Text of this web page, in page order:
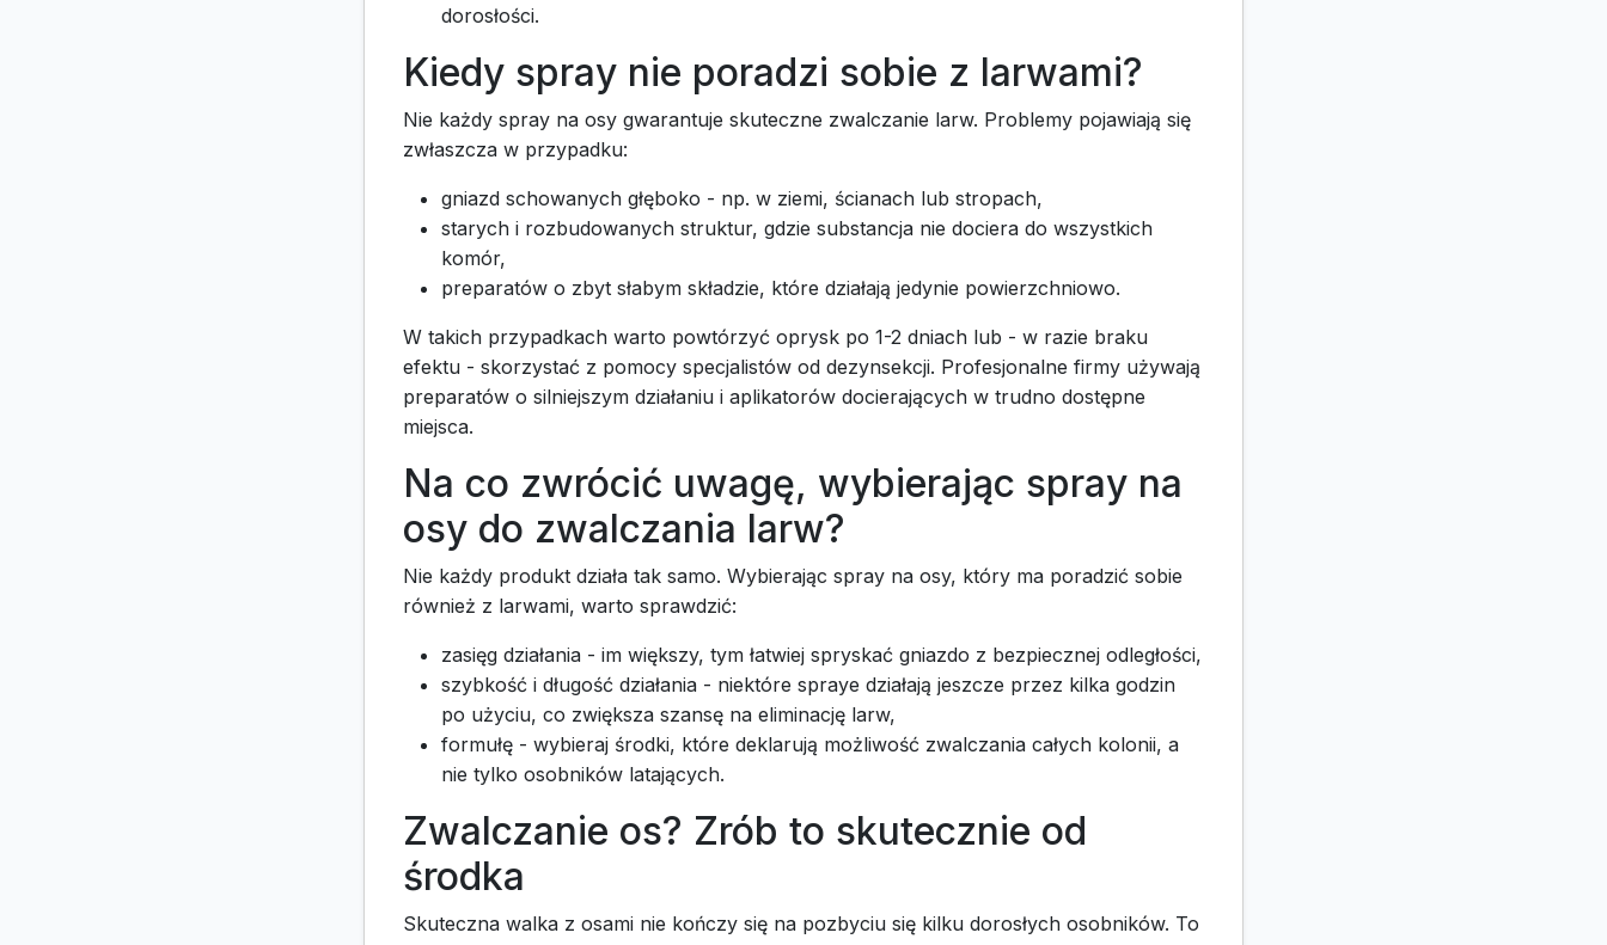
dorosłości.
Kiedy spray nie poradzi sobie z larwami?
Nie każdy spray na osy gwarantuje skuteczne zwalczanie larw. Problemy pojawiają się
zwłaszcza w przypadku:
gniazd schowanych głęboko - np. w ziemi, ścianach lub stropach,
starych i rozbudowanych struktur, gdzie substancja nie dociera do wszystkich
komór,
preparatów o zbyt słabym składzie, które działają jedynie powierzchniowo.
W takich przypadkach warto powtórzyć oprysk po 1-2 dniach lub - w razie braku
efektu - skorzystać z pomocy specjalistów od dezynsekcji. Profesjonalne firmy używają
preparatów o silniejszym działaniu i aplikatorów docierających w trudno dostępne
miejsca.
Na co zwrócić uwagę, wybierając spray na
osy do zwalczania larw?
Nie każdy produkt działa tak samo. Wybierając spray na osy, który ma poradzić sobie
również z larwami, warto sprawdzić:
zasięg działania - im większy, tym łatwiej spryskać gniazdo z bezpiecznej odległości,
szybkość i długość działania - niektóre spraye działają jeszcze przez kilka godzin
po użyciu, co zwiększa szansę na eliminację larw,
formułę - wybieraj środki, które deklarują możliwość zwalczania całych kolonii, a
nie tylko osobników latających.
Zwalczanie os? Zrób to skutecznie od
środka
Skuteczna walka z osami nie kończy się na pozbyciu się kilku dorosłych osobników. To